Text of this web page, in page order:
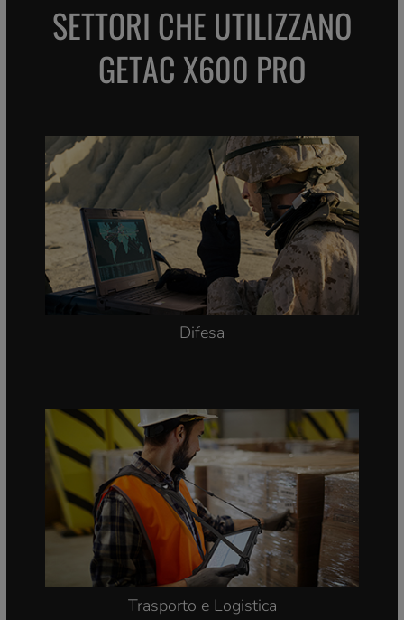
SETTORI CHE UTILIZZANO
GETAC X600 PRO
Difesa
Trasporto e Logistica